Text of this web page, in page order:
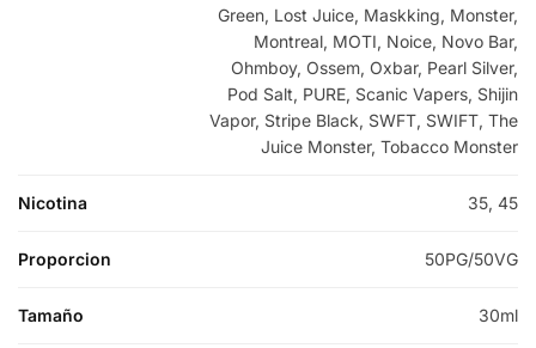
Green, Lost Juice, Maskking, Monster,
Montreal, MOTI, Noice, Novo Bar,
Ohmboy, Ossem, Oxbar, Pearl Silver,
Pod Salt, PURE, Scanic Vapers, Shijin
Vapor, Stripe Black, SWFT, SWIFT, The
Juice Monster, Tobacco Monster
Nicotina 35, 45
Proporcion 50PG/50VG
Tamaño 30ml